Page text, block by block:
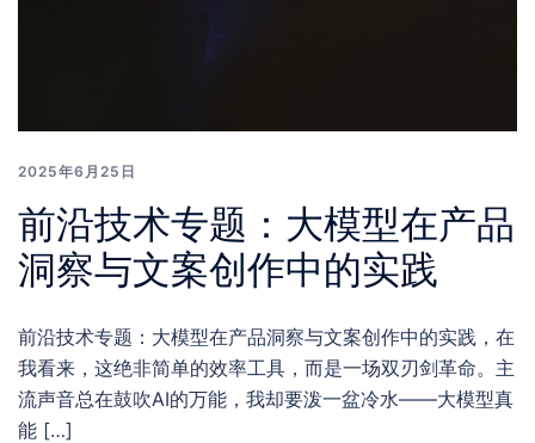
2025年6月25日
前沿技术专题：大模型在产品
洞察与文案创作中的实践
前沿技术专题：大模型在产品洞察与文案创作中的实践，在
我看来，这绝非简单的效率工具，而是一场双刃剑革命。主
流声音总在鼓吹AI的万能，我却要泼一盆冷水——大模型真
能 […]